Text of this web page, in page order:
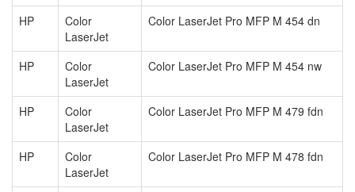
HP
Color
LaserJet
Color LaserJet Pro MFP M 454 dn
HP
Color
LaserJet
Color LaserJet Pro MFP M 454 nw
HP
Color
LaserJet
Color LaserJet Pro MFP M 479 fdn
HP
Color
LaserJet
Color LaserJet Pro MFP M 478 fdn